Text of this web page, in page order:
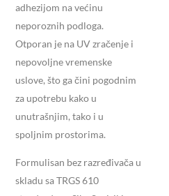
adhezijom na većinu
neporoznih podloga.
Otporan je na UV zračenje i
nepovoljne vremenske
uslove, što ga čini pogodnim
za upotrebu kako u
unutrašnjim, tako i u
spoljnim prostorima.
Formulisan bez razređivača u
skladu sa TRGS 610